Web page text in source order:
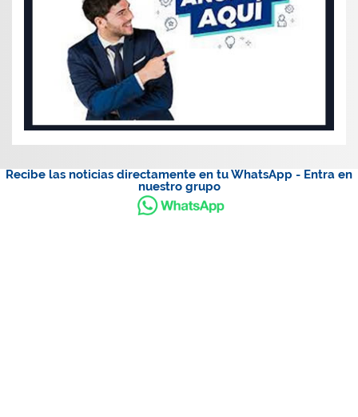
Recibe las noticias directamente en tu WhatsApp - Entra en
nuestro grupo